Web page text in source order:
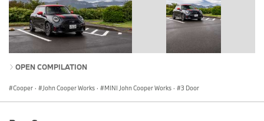
OPEN COMPILATION
Cooper · John Cooper Works · MINI John Cooper Works · 3 Door